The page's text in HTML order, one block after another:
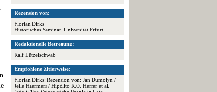
Rezension von:
Florian Dirks
Historisches Seminar, Universität Erfurt
Redaktionelle Betreuung:
Ralf Lützelschwab
Empfohlene Zitierweise:
Florian Dirks: Rezension von: Jan Dumolyn /
Jelle Haermers / Hipólito R.O. Herrer et al.